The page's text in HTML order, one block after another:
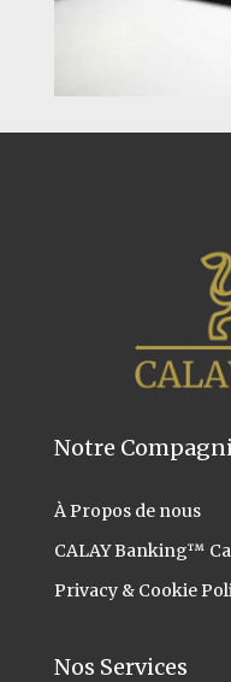
Notre
À Propos de nous
CALAY Banking™
Privacy & Cookie
Nos Services